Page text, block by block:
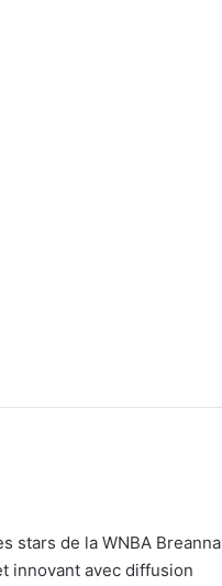
stars de la WNBA Breanna
innovant avec diffusion